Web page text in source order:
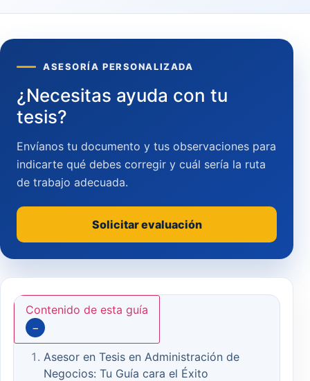
Contenido de esta guía
−
Asesor en Tesis en Administración de
Negocios: Tu Guía cara el Éxito
ASESORÍA PERSONALIZADA
¿Necesitas ayuda con tu
tesis?
Envíanos tu documento y tus observaciones para
indicarte qué debes corregir y cuál sería la ruta
de trabajo adecuada.
Solicitar evaluación